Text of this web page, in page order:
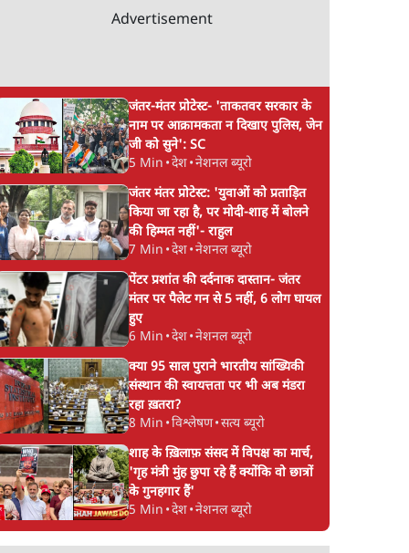
Advertisement
जंतर-मंतर प्रोटेस्ट- 'ताकतवर सरकार के
नाम पर आक्रामकता न दिखाए पुलिस, जेन
जी को सुने': SC
5 Min •देश•नेशनल ब्यूरो
जंतर मंतर प्रोटेस्ट: 'युवाओं को प्रताड़ित
किया जा रहा है, पर मोदी-शाह में बोलने
की हिम्मत नहीं'- राहुल
7 Min •देश•नेशनल ब्यूरो
पेंटर प्रशांत की दर्दनाक दास्तान- जंतर
मंतर पर पैलेट गन से 5 नहीं, 6 लोग घायल
हुए
6 Min •देश•नेशनल ब्यूरो
क्या 95 साल पुराने भारतीय सांख्यिकी
संस्थान की स्वायत्तता पर भी अब मंडरा
रहा ख़तरा?
8 Min •विश्लेषण•सत्य ब्यूरो
शाह के ख़िलाफ़ संसद में विपक्ष का मार्च,
'गृह मंत्री मुंह छुपा रहे हैं क्योंकि वो छात्रों
के गुनहगार हैं'
5 Min •देश•नेशनल ब्यूरो